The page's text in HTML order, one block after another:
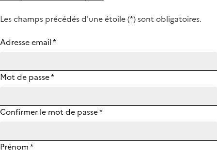
Les champs précédés d'une étoile (*) sont obligatoires.
Adresse email*
Mot de passe*
Confirmer le mot de passe*
Prénom*